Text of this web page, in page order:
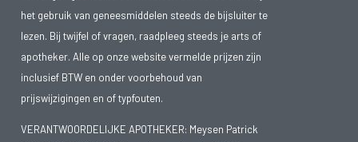
skibril te dragen!
Niet elk rood oog wijst op een oogontsteking. Soms kan het
te wijten zijn aan een gesprongen adertje in het wit van het
oog. Dit lijkt vaak veel erger dan het in werkelijkheid is. Het
het gebruik van geneesmiddelen steeds de bijsluiter te
lezen. Bij twijfel of vragen, raadpleeg steeds je arts of
apotheker. Alle op onze website vermelde prijzen zijn
inclusief BTW en onder voorbehoud van
prijswijzigingen en of typfouten.
VERANTWOORDELIJKE APOTHEKER: Meysen Patrick